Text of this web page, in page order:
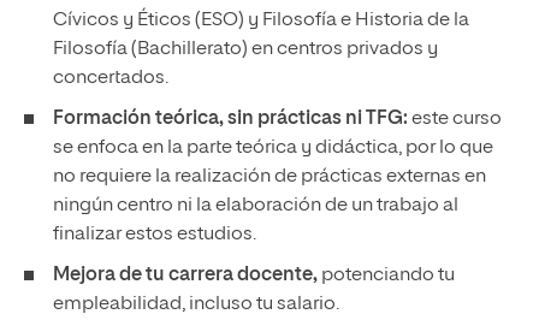
Cívicos y Éticos (ESO) y Filosofía e Historia de la
Filosofía (Bachillerato) en centros privados y
concertados.
Formación teórica, sin prácticas ni TFG: este curso
se enfoca en la parte teórica y didáctica, por lo que
no requiere la realización de prácticas externas en
ningún centro ni la elaboración de un trabajo al
finalizar estos estudios.
Mejora de tu carrera docente, potenciando tu
empleabilidad, incluso tu salario.